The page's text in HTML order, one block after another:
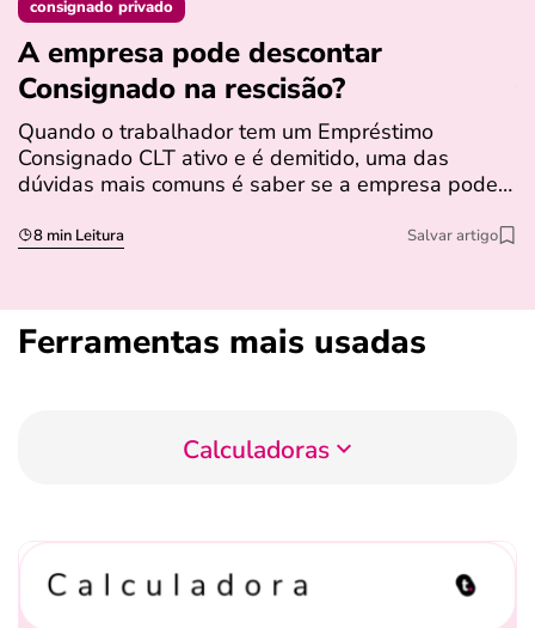
consignado privado
A empresa pode descontar
Consignado na rescisão​?
Quando o trabalhador tem um Empréstimo
Consignado CLT ativo e é demitido, uma das
dúvidas mais comuns é saber se a empresa pode…
8 min Leitura Salvar artigo
Ferramentas mais usadas
Calculadoras